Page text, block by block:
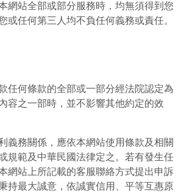
網站全部或部分服務時，均無須得到您
或任何第三人均不負任何義務或責任。
任何條款的全部或一部分經法院認定為
容之一部時，並不影響其他約定的效
義務關係，應依本網站使用條款及相關
規範及中華民國法律定之。若有發生任
網站上所記載的客服聯絡方式提出申訴
持最大誠意，依誠實信用、平等互惠原